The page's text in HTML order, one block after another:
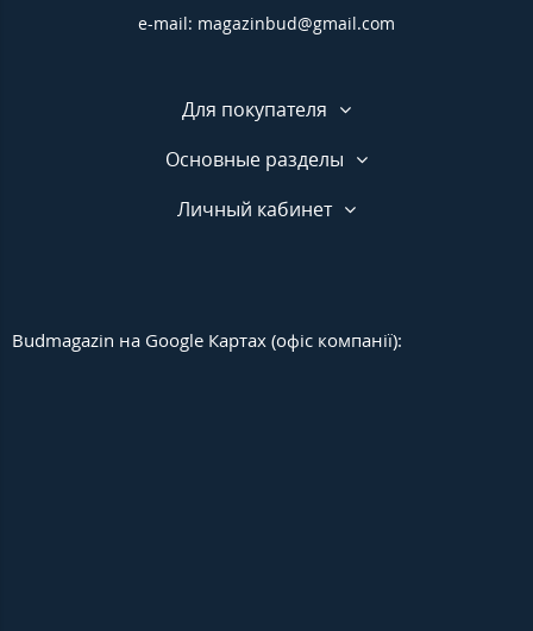
e-mail: magazinbud@gmail.com
Для покупателя
Основные разделы
Личный кабинет
Budmagazin на Google Картах (офіс компанії):